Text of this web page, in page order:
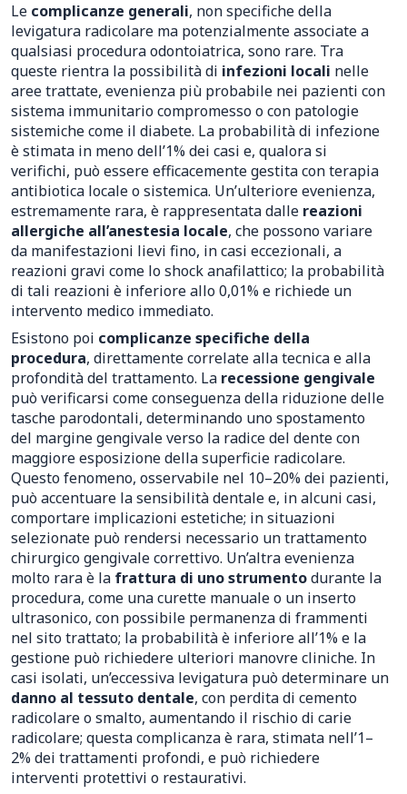
Le complicanze generali, non specifiche della
levigatura radicolare ma potenzialmente associate a
qualsiasi procedura odontoiatrica, sono rare. Tra
queste rientra la possibilità di infezioni locali nelle
aree trattate, evenienza più probabile nei pazienti con
sistema immunitario compromesso o con patologie
sistemiche come il diabete. La probabilità di infezione
è stimata in meno dell’1% dei casi e, qualora si
verifichi, può essere efficacemente gestita con terapia
antibiotica locale o sistemica. Un’ulteriore evenienza,
estremamente rara, è rappresentata dalle reazioni
allergiche all’anestesia locale, che possono variare
da manifestazioni lievi fino, in casi eccezionali, a
reazioni gravi come lo shock anafilattico; la probabilità
di tali reazioni è inferiore allo 0,01% e richiede un
intervento medico immediato.
Esistono poi complicanze specifiche della
procedura, direttamente correlate alla tecnica e alla
profondità del trattamento. La recessione gengivale
può verificarsi come conseguenza della riduzione delle
tasche parodontali, determinando uno spostamento
del margine gengivale verso la radice del dente con
maggiore esposizione della superficie radicolare.
Questo fenomeno, osservabile nel 10–20% dei pazienti,
può accentuare la sensibilità dentale e, in alcuni casi,
comportare implicazioni estetiche; in situazioni
selezionate può rendersi necessario un trattamento
chirurgico gengivale correttivo. Un’altra evenienza
molto rara è la frattura di uno strumentodurante la
procedura, come una curette manuale o un inserto
ultrasonico, con possibile permanenza di frammenti
nel sito trattato; la probabilità è inferiore all’1% e la
gestione può richiedere ulteriori manovre cliniche. In
casi isolati, un’eccessiva levigatura può determinare un
danno al tessuto dentale, con perdita di cemento
radicolare o smalto, aumentando il rischio di carie
radicolare; questa complicanza è rara, stimata nell’1–
2% dei trattamenti profondi, e può richiedere
interventi protettivi o restaurativi.